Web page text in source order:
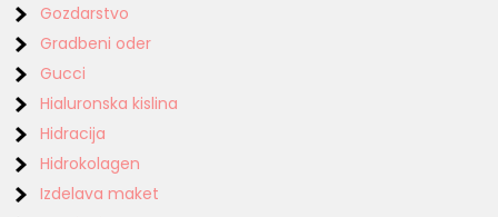
Gozdarstvo
Gradbeni oder
Gucci
Hialuronska kislina
Hidracija
Hidrokolagen
Izdelava maket